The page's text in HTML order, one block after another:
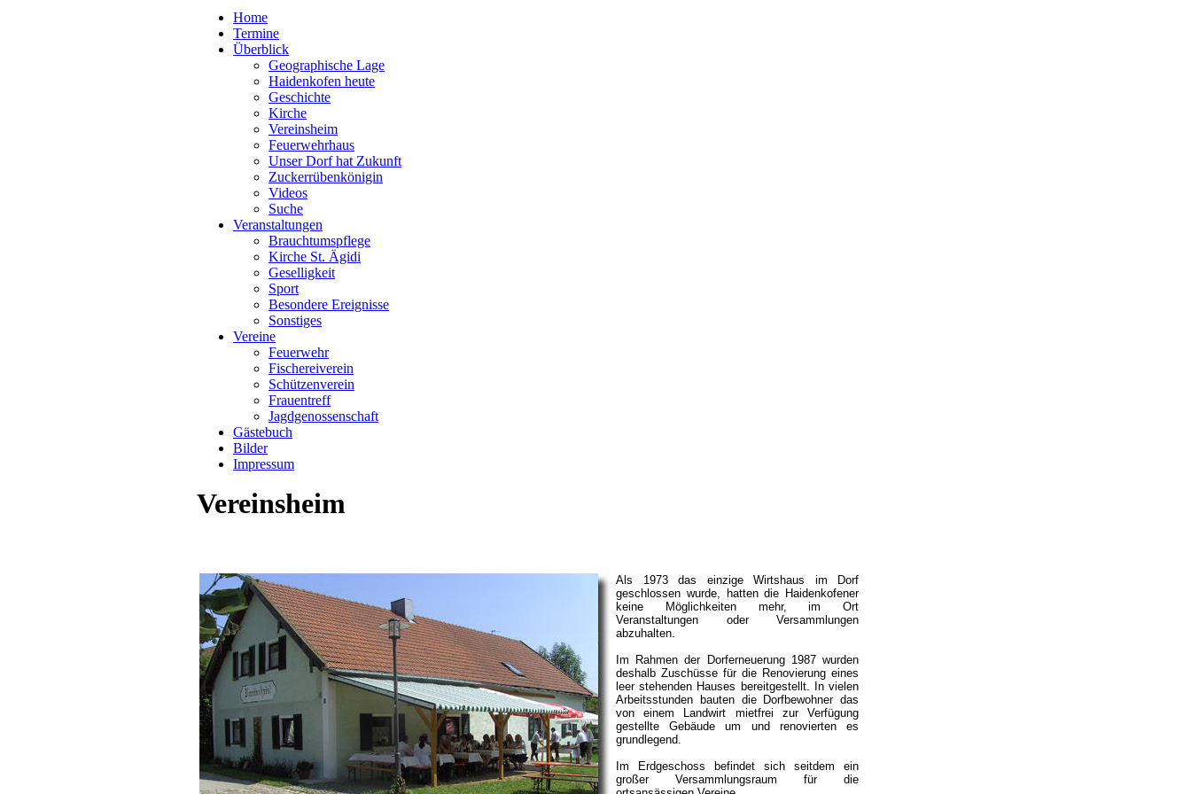
Home
Termine
Überblick
Geographische Lage
Haidenkofen heute
Geschichte
Kirche
Vereinsheim
Feuerwehrhaus
Unser Dorf hat Zukunft
Zuckerrübenkönigin
Videos
Suche
Veranstaltungen
Brauchtumspflege
Kirche St. Ägidi
Geselligkeit
Sport
Besondere Ereignisse
Sonstiges
Vereine
Feuerwehr
Fischereiverein
Schützenverein
Frauentreff
Jagdgenossenschaft
Gästebuch
Bilder
Impressum
Vereinsheim
Als 1973 das einzige Wirtshaus im Dorf
geschlossen wurde, hatten die Haidenkofener
keine Möglichkeiten mehr, im Ort
Veranstaltungen oder Versammlungen
abzuhalten.
Im Rahmen der Dorferneuerung 1987 wurden
deshalb Zuschüsse für die Renovierung eines
leer stehenden Hauses bereitgestellt. In vielen
Arbeitsstunden bauten die Dorfbewohner das
von einem Landwirt mietfrei zur Verfügung
gestellte Gebäude um und renovierten es
grundlegend.
Im Erdgeschoss befindet sich seitdem ein
großer Versammlungsraum für die